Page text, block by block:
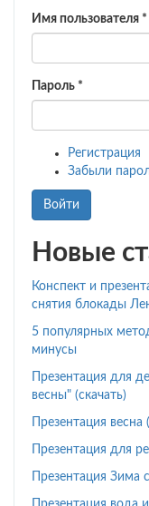
Имя пользователя *
Пароль *
Регистрация
Забыли
Войти
Новые
Конспект и
снятия блокады
5 популярных
минусы
Презентация для
весны" (скачать)
Презентация
Презентация для
Презентация Зима